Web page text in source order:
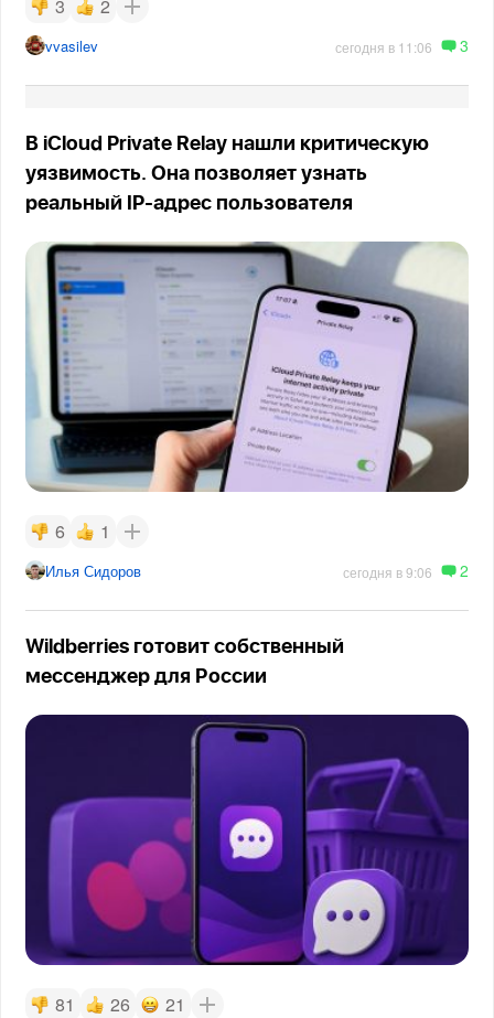
3 2
vvasilev сегодня в 11:06 3
В iCloud Private Relay нашли критическую
уязвимость. Она позволяет узнать
реальный IP-адрес пользователя
6 1
Илья Сидоров сегодня в 9:06 2
Wildberries готовит собственный
мессенджер для России
81 26 21